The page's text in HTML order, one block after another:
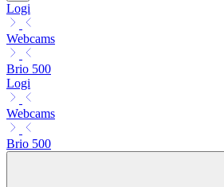
Logi
Webcams
Brio 500
Logi
Webcams
Brio 500